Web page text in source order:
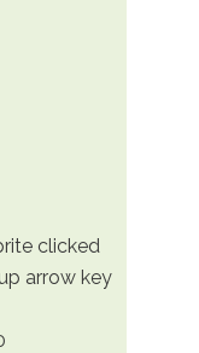
clicked
arrow key